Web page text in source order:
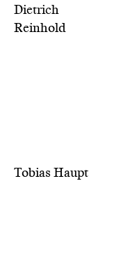
Dietrich
Reinhold
Tobias Haupt